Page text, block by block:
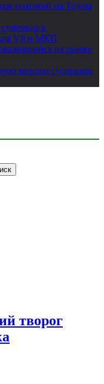
похожий на Toyota
в
V8 и МКП
на рынке
версию суперкара
творог